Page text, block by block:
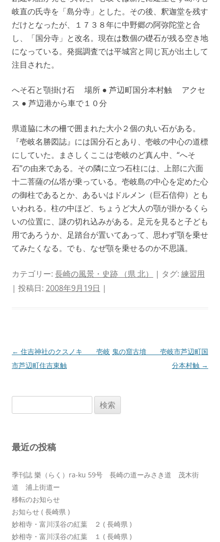
岐直の氏寺を「島分寺」とした。その後、釈迦堂を残す
だけとなったが、１７３８年に中野郷の阿弥陀堂と合
し、「国分寺」と改名。現在は数個の礎石が残る空き地
になっている。発掘調査では平城宮と同じ瓦が出土して
注目された。
へそ石と顎掛け石 場所 ● 芦辺町国分本村触 アクセ
ス ● 芦辺港から車で１０分
県道脇に木の柵で囲まれた大小２個の丸い石がある。
『壱岐名勝図誌』には国分石とあり、壱岐の中心の道標
にしていた。まさしくここは壱岐のど真ん中、“へそ
石”の由来である。その隣に立つ石柱には、上部に六面
十二菩薩の仏塔が乗っている。壱岐島の中心を定めた心
の御柱であるとか、あるいはドルメン（巨石信仰）とも
いわれる。柱の中ほど、ちょうど大人の顎が掛かるくら
いの位置に、謎の切れ込みがある。足元を見ると子ども
用であろうか、足踏台が置いてあって、思わず顎を乗せ
てみたくなる。でも、なぜ顎を乗せるのか不思議。
カテゴリー: 長崎の風景・史跡 （県 北） | タグ: 練習用
| 投稿日: 2008年9月19日 |
投
稿
ョ
← 住吉神社のクスノキ 壱岐
市芦辺町住吉東触
鬼の窟古墳 壱岐市芦辺町国
分本村触 →
索:
最近の投稿
季刊誌 樂（らく）ra-ku 59号 長崎の道ーみさき道 茂木街
道 浦上街道ー
移転のお知らせ
お知らせ ( 長崎県 )
妙相寺・富川渓谷の紅葉 ２ ( 長崎県 )
妙相寺・富川渓谷の紅葉 １ ( 長崎県 )